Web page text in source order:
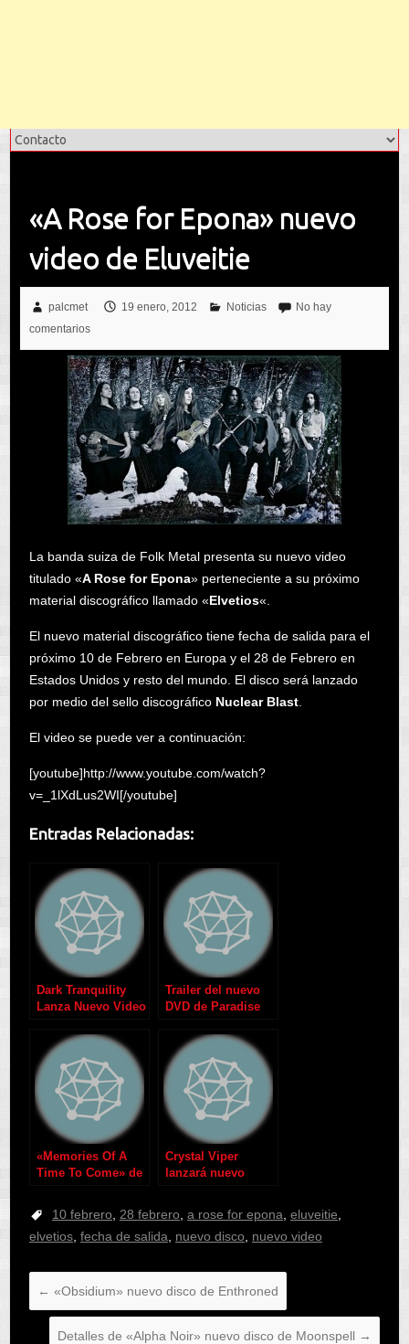
«A Rose for Epona» nuevo
video de Eluveitie
palcmet 19 enero, 2012 Noticias
No hay
comentarios
La banda suiza de Folk Metal presenta su nuevo video
titulado «A Rose for Epona» perteneciente a su próximo
material discográfico llamado «Elvetios«.
El nuevo material discográfico tiene fecha de salida para el
próximo 10 de Febrero en Europa y el 28 de Febrero en
Estados Unidos y resto del mundo. El disco será lanzado
por medio del sello discográfico Nuclear Blast.
El video se puede ver a continuación:
[youtube]http://www.youtube.com/watch?
v=_1lXdLus2WI[/youtube]
Entradas Relacionadas:
Dark Tranquility
Lanza Nuevo Video
Trailer del nuevo
DVD de Paradise
«Memories Of A
Time To Come» de
Crystal Viper
lanzará nuevo
10 febrero 28 febrero a rose for epona eluveitie
elvetios, fecha de salida nuevo disco nuevo video
← «Obsidium» nuevo disco de Enthroned
Detalles de «Alpha Noir» nuevo disco de Moonspell →